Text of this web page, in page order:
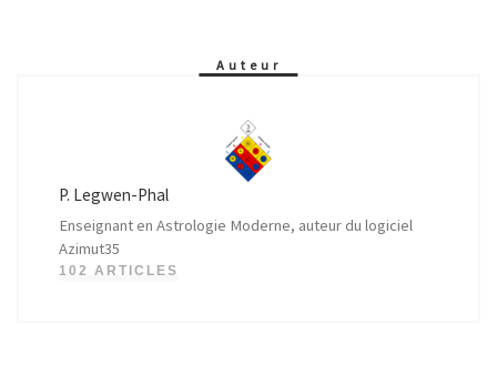
Auteur
P. Legwen-Phal
Enseignant en Astrologie Moderne, auteur du logiciel
Azimut35
102 ARTICLES